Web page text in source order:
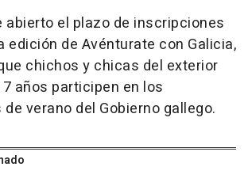
abierto el plazo de inscripciones
edición de Avénturate con Galicia,
chichos y chicas del exterior
años participen en los
verano del Gobierno gallego.